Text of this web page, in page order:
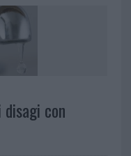
con